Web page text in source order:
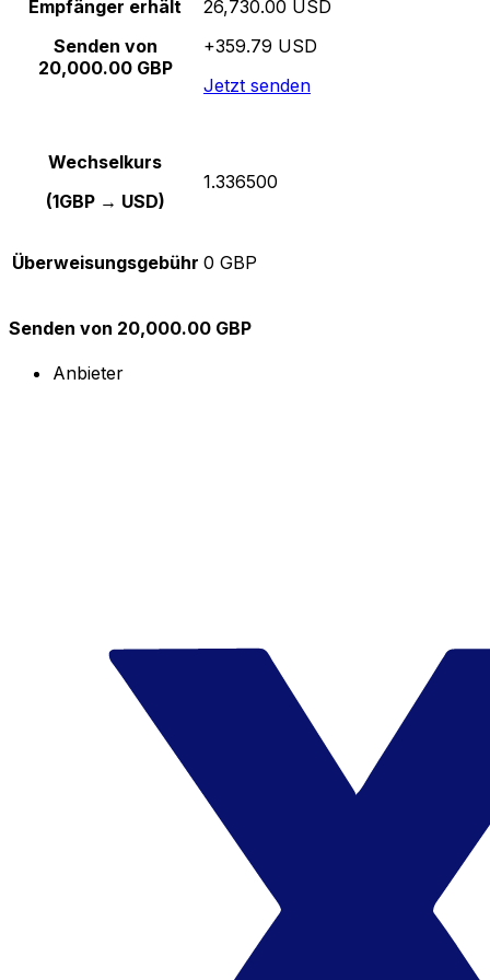
Empfänger erhält
Senden von
20,000.00 GBP
26,730.00 USD
+359.79 USD
Jetzt senden
Wechselkurs
(1GBP → USD)
1.336500
Überweisungsgebühr 0 GBP
Senden von 20,000.00 GBP
Anbieter